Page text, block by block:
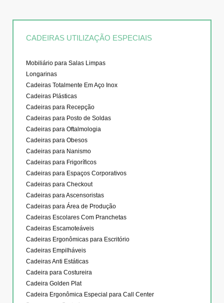
CADEIRAS UTILIZAÇÃO ESPECIAIS
Mobiliário para Salas Limpas
Longarinas
Cadeiras Totalmente Em Aço Inox
Cadeiras Plásticas
Cadeiras para Recepção
Cadeiras para Posto de Soldas
Cadeiras para Oftalmologia
Cadeiras para Obesos
Cadeiras para Nanismo
Cadeiras para Frigoríficos
Cadeiras para Espaços Corporativos
Cadeiras para Checkout
Cadeiras para Ascensoristas
Cadeiras para Área de Produção
Cadeiras Escolares Com Pranchetas
Cadeiras Escamoteáveis
Cadeiras Ergonômicas para Escritório
Cadeiras Empilháveis
Cadeiras Anti Estáticas
Cadeira para Costureira
Cadeira Golden Plat
Cadeira Ergonômica Especial para Call Center